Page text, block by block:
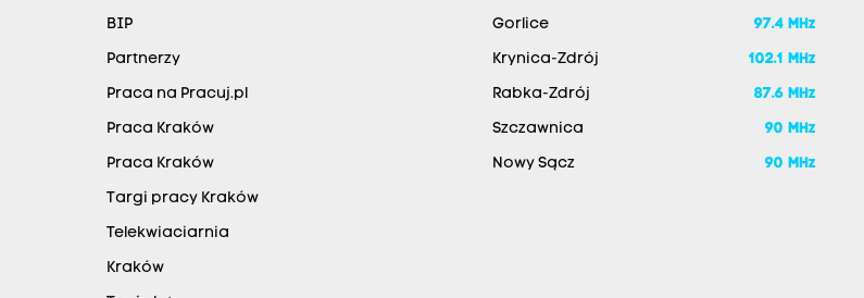
BIP
Partnerzy
Praca na Pracuj.pl
Praca Kraków
Praca Kraków
Targi pracy Kraków
Telekwiaciarnia
Kraków
Gorlice 97.4 MHz
Krynica-Zdrój 102.1 MHz
Rabka-Zdrój 87.6 MHz
Szczawnica 90 MHz
Nowy Sącz 90 MHz